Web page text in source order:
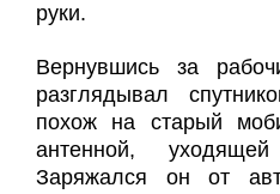
руки.
Вернувшись за
разглядывал
похож на старый
антенной,
Заряжался он от